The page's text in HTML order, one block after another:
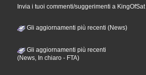
Invia i tuoi commenti/suggerimenti a KingOfSat
Gli aggiornamenti più recenti (News)
Gli aggiornamenti più recenti
(News, In chiaro - FTA)